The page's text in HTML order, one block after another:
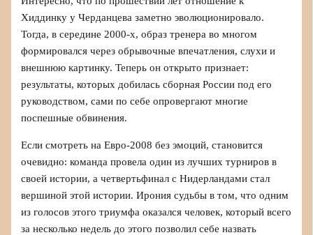
Хиддинку у Черданцева заметно эволюционировало.
Тогда, в середине 2000‑х, образ тренера во многом
формировался через обрывочные впечатления, слухи и
внешнюю картинку. Теперь он открыто признает:
результаты, которых добилась сборная России под его
руководством, сами по себе опровергают многие
поспешные обвинения.
Если смотреть на Евро‑2008 без эмоций, становится
очевидно: команда провела один из лучших турниров в
своей истории, а четвертьфинал с Нидерландами стал
вершиной этой истории. Ирония судьбы в том, что одним
из голосов этого триумфа оказался человек, который всего
за несколько недель до этого позволил себе назвать